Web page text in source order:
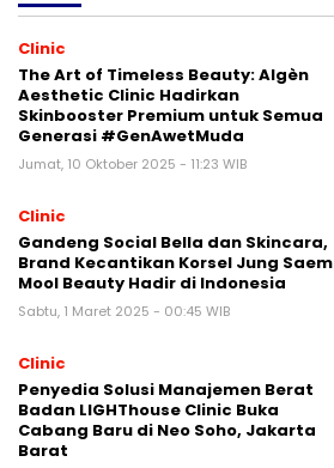
Clinic
The Art of Timeless Beauty: Algèn
Aesthetic Clinic Hadirkan
Skinbooster Premium untuk Semua
Generasi #GenAwetMuda
Jumat, 10 Oktober 2025 - 11:23 WIB
Clinic
Gandeng Social Bella dan Skincara,
Brand Kecantikan Korsel Jung Saem
Mool Beauty Hadir di Indonesia
Sabtu, 1 Maret 2025 - 00:45 WIB
Clinic
Penyedia Solusi Manajemen Berat
Badan LIGHThouse Clinic Buka
Cabang Baru di Neo Soho, Jakarta
Barat